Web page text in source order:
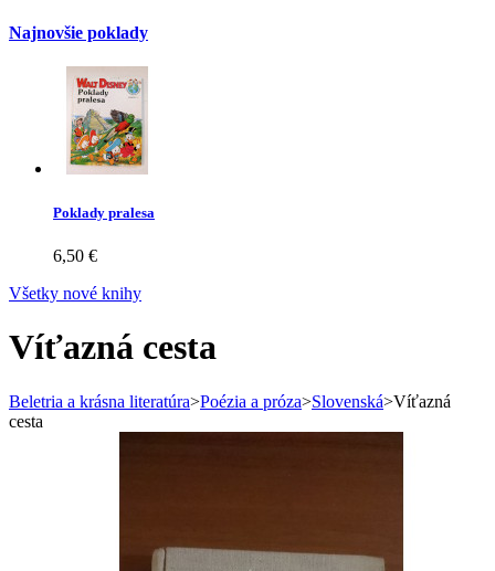
Najnovšie poklady
Poklady pralesa
6,50 €
Všetky nové knihy
Víťazná cesta
Beletria a krásna literatúra>Poézia a próza>Slovenská>Víťazná
cesta